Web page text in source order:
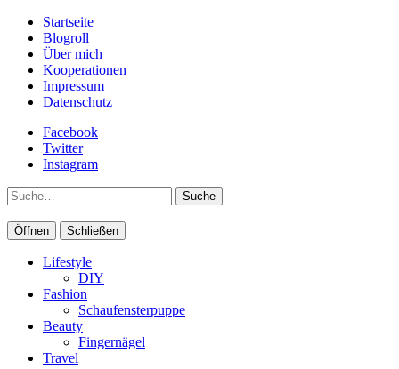
Startseite
Blogroll
Über mich
Kooperationen
Impressum
Datenschutz
Facebook
Twitter
Instagram
Suche
Öffnen Schließen
Lifestyle
DIY
Fashion
Schaufensterpuppe
Beauty
Fingernägel
Travel